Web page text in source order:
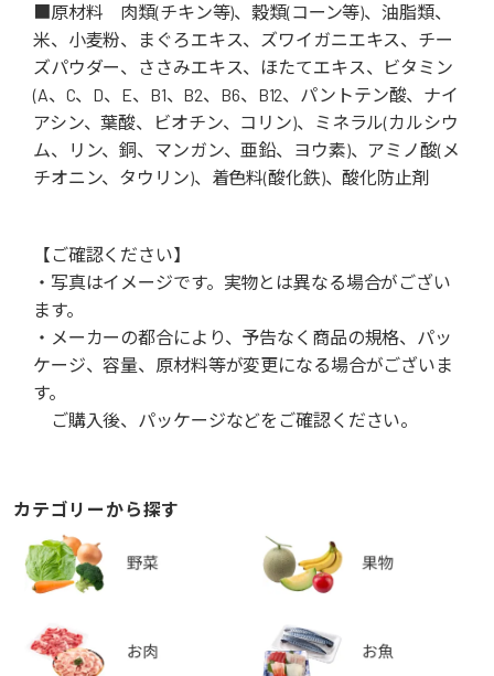
■原材料 肉類(チキン等)、穀類(コーン等)、油脂類、
米、小麦粉、まぐろエキス、ズワイガニエキス、チー
ズパウダー、ささみエキス、ほたてエキス、ビタミン
(A、C、D、E、B1、B2、B6、B12、パントテン酸、ナイ
アシン、葉酸、ビオチン、コリン)、ミネラル(カルシウ
ム、リン、銅、マンガン、亜鉛、ヨウ素)、アミノ酸(メ
チオニン、タウリン)、着色料(酸化鉄)、酸化防止剤
【ご確認ください】
・写真はイメージです。実物とは異なる場合がござい
ます。
・メーカーの都合により、予告なく商品の規格、パッ
ケージ、容量、原材料等が変更になる場合がございま
す。
ご購入後、パッケージなどをご確認ください。
カテゴリーから探す